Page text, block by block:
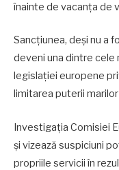
înainte de vacanța de
Sancțiunea, deși nu a
deveni una dintre cele
legislației europene
limitarea puterii
Investigația Comisiei
și vizează suspiciuni
propriile servicii în